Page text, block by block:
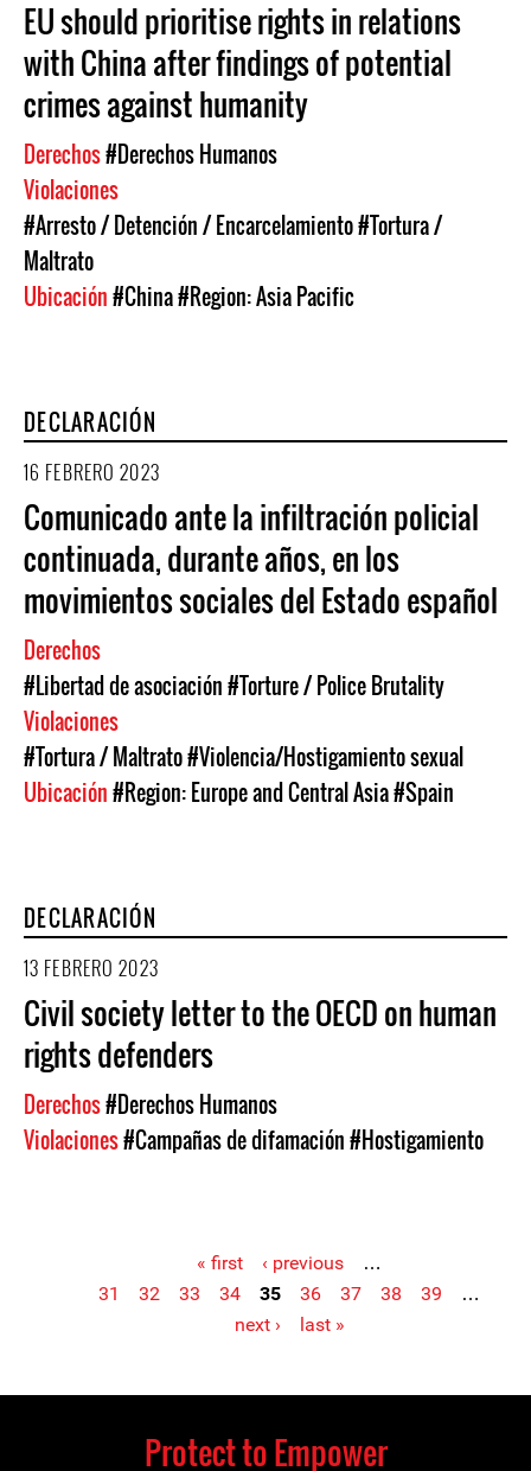
EU should prioritise rights in relations
with China after findings of potential
crimes against humanity
Derechos#Derechos Humanos
Violaciones
#Arresto / Detención / Encarcelamiento#Tortura /
Maltrato
Ubicación#China#Region: Asia Pacific
DECLARACIÓN
16 FEBRERO 2023
Comunicado ante la infiltración policial
continuada, durante años, en los
movimientos sociales del Estado español
Derechos
#Libertad de asociación#Torture / Police Brutality
Violaciones
#Tortura / Maltrato#Violencia/Hostigamiento sexual
Ubicación#Region: Europe and Central Asia#Spain
DECLARACIÓN
13 FEBRERO 2023
Civil society letter to the OECD on human
rights defenders
Derechos#Derechos Humanos
Violaciones#Campañas de difamación#Hostigamiento
« first ‹ previous
…
31
32 33 34 35 36 37 38 39
…
next ›
last »
Protect to Empower